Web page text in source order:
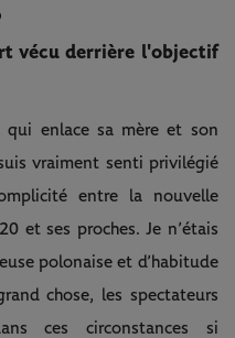
vécu derrière l'objectif
qui enlace sa mère et son
vraiment senti privilégié
entre la nouvelle
et ses proches. Je n’étais
polonaise et d’habitude
chose, les spectateurs
ces circonstances si